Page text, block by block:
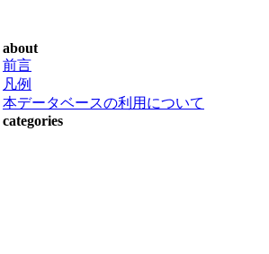
about
前言
凡例
本データベースの利用について
categories